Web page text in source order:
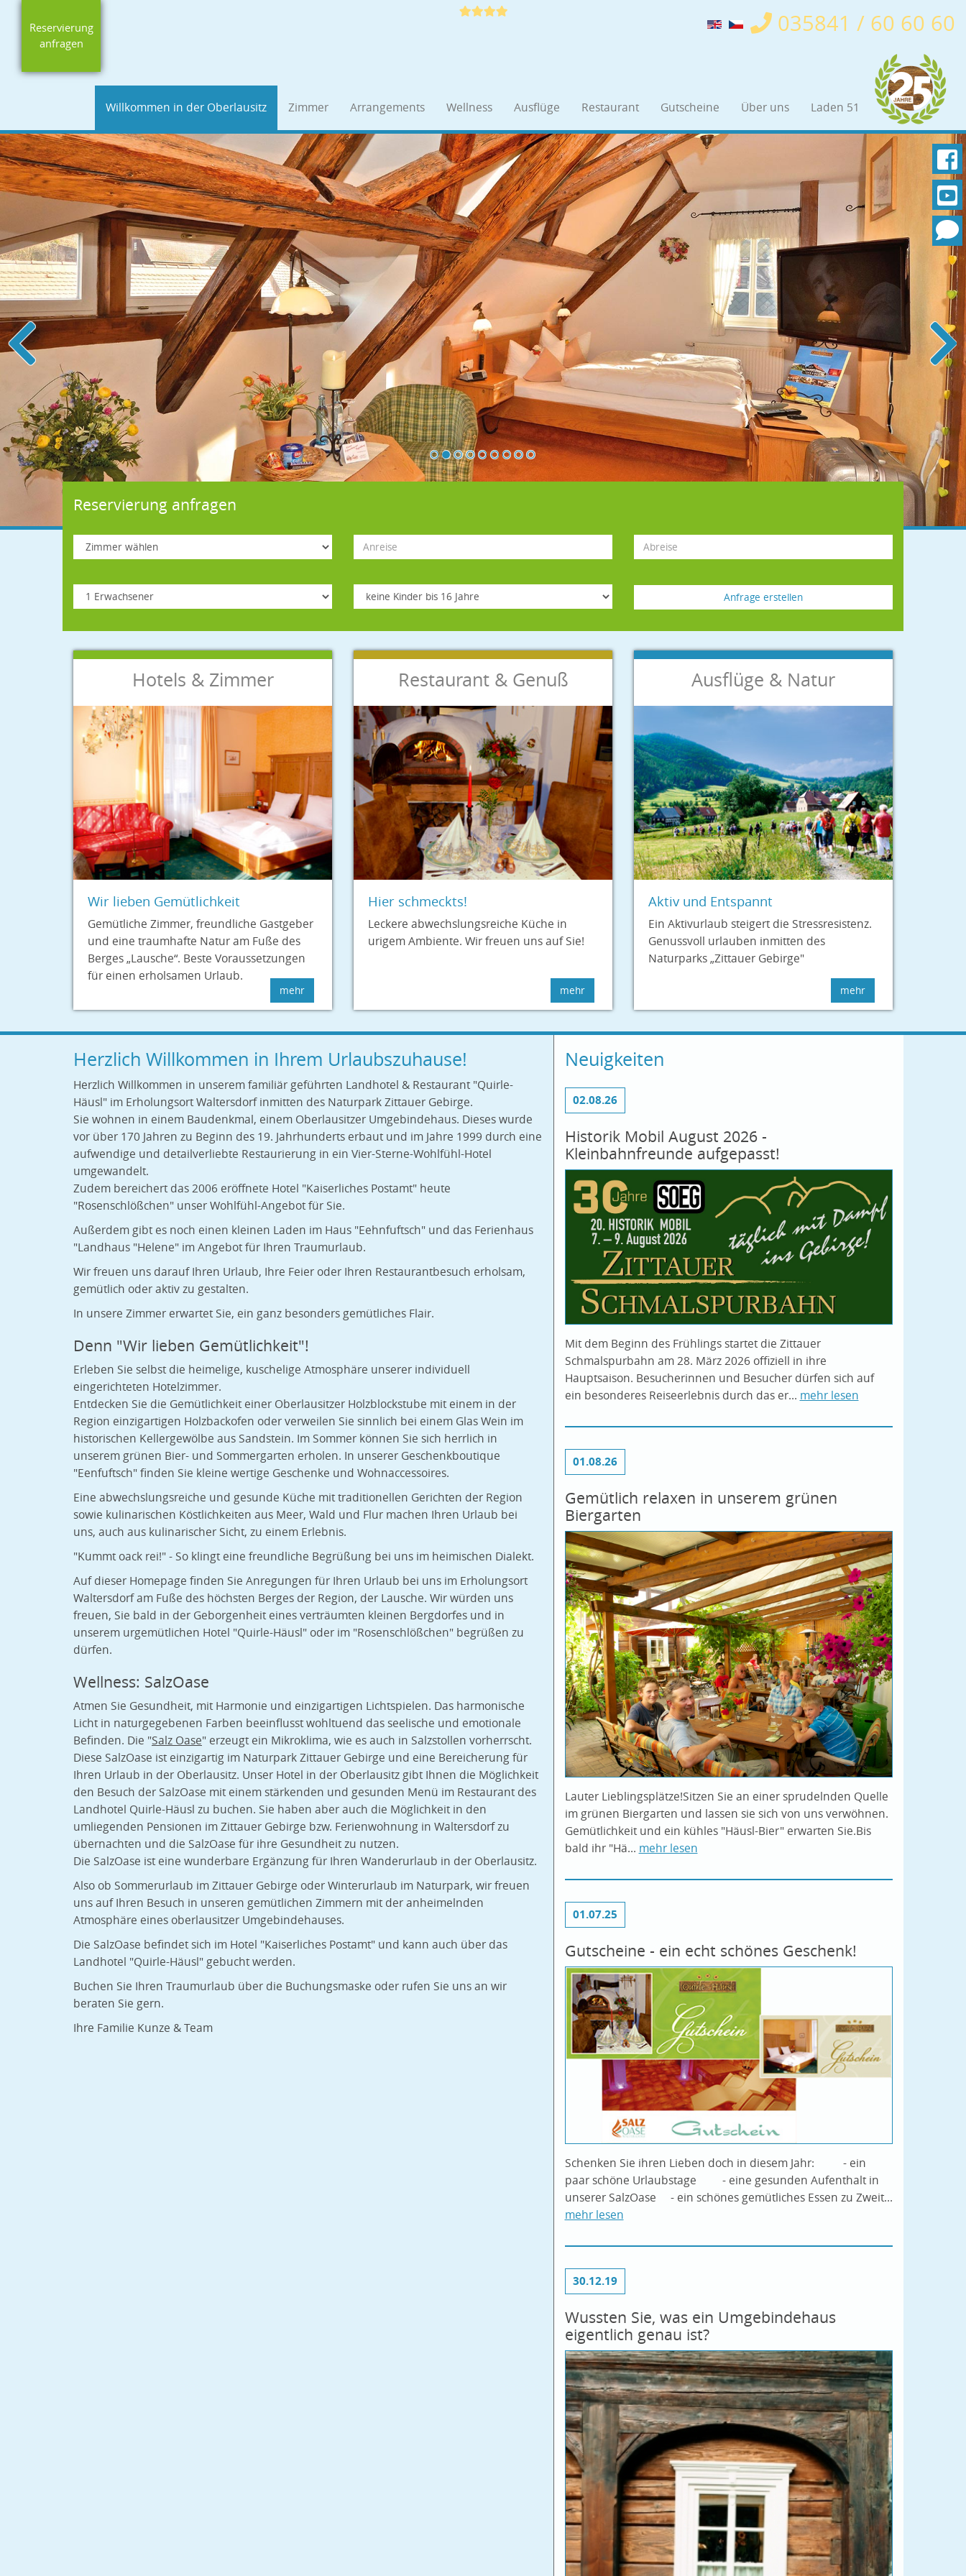
035841 / 60 60 60
Reservierung
anfragen
Willkommen in der Oberlausitz Zimmer Arrangements Wellness Ausflüge Restaurant Gutscheine Über uns Laden 51
Reservierung anfragen
Anfrage erstellen
Hotels & Zimmer
Wir lieben Gemütlichkeit
Gemütliche Zimmer, freundliche Gastgeber
und eine traumhafte Natur am Fuße des
Berges „Lausche“. Beste Voraussetzungen
für einen erholsamen Urlaub.
mehr
Restaurant & Genuß
Hier schmeckts!
Leckere abwechslungsreiche Küche in
urigem Ambiente. Wir freuen uns auf Sie!
mehr
Ausflüge & Natur
Aktiv und Entspannt
Ein Aktivurlaub steigert die Stressresistenz.
Genussvoll urlauben inmitten des
Naturparks „Zittauer Gebirge"
mehr
Herzlich Willkommen in Ihrem Urlaubszuhause!
Herzlich Willkommen in unserem familiär geführten Landhotel & Restaurant "Quirle-
Häusl" im Erholungsort Waltersdorf inmitten des Naturpark Zittauer Gebirge.
Sie wohnen in einem Baudenkmal, einem Oberlausitzer Umgebindehaus. Dieses wurde
vor über 170 Jahren zu Beginn des 19. Jahrhunderts erbaut und im Jahre 1999 durch eine
aufwendige und detailverliebte Restaurierung in ein Vier-Sterne-Wohlfühl-Hotel
umgewandelt.
Zudem bereichert das 2006 eröffnete Hotel "Kaiserliches Postamt" heute
"Rosenschlößchen" unser Wohlfühl-Angebot für Sie.
Außerdem gibt es noch einen kleinen Laden im Haus "Eehnfuftsch" und das Ferienhaus
"Landhaus "Helene" im Angebot für Ihren Traumurlaub.
Wir freuen uns darauf Ihren Urlaub, Ihre Feier oder Ihren Restaurantbesuch erholsam,
gemütlich oder aktiv zu gestalten.
In unsere Zimmer erwartet Sie, ein ganz besonders gemütliches Flair.
Denn "Wir lieben Gemütlichkeit"!
Erleben Sie selbst die heimelige, kuschelige Atmosphäre unserer individuell
eingerichteten Hotelzimmer.
Entdecken Sie die Gemütlichkeit einer Oberlausitzer Holzblockstube mit einem in der
Region einzigartigen Holzbackofen oder verweilen Sie sinnlich bei einem Glas Wein im
historischen Kellergewölbe aus Sandstein. Im Sommer können Sie sich herrlich in
unserem grünen Bier- und Sommergarten erholen. In unserer Geschenkboutique
"Eenfuftsch" finden Sie kleine wertige Geschenke und Wohnaccessoires.
Eine abwechslungsreiche und gesunde Küche mit traditionellen Gerichten der Region
sowie kulinarischen Köstlichkeiten aus Meer, Wald und Flur machen Ihren Urlaub bei
uns, auch aus kulinarischer Sicht, zu einem Erlebnis.
"Kummt oack rei!" - So klingt eine freundliche Begrüßung bei uns im heimischen Dialekt.
Auf dieser Homepage finden Sie Anregungen für Ihren Urlaub bei uns im Erholungsort
Waltersdorf am Fuße des höchsten Berges der Region, der Lausche. Wir würden uns
freuen, Sie bald in der Geborgenheit eines verträumten kleinen Bergdorfes und in
unserem urgemütlichen Hotel "Quirle-Häusl" oder im "Rosenschlößchen" begrüßen zu
dürfen.
Wellness: SalzOase
Atmen Sie Gesundheit, mit Harmonie und einzigartigen Lichtspielen. Das harmonische
Licht in naturgegebenen Farben beeinflusst wohltuend das seelische und emotionale
Befinden. Die "Salz Oase" erzeugt ein Mikroklima, wie es auch in Salzstollen vorherrscht.
Diese SalzOase ist einzigartig im Naturpark Zittauer Gebirge und eine Bereicherung für
Ihren Urlaub in der Oberlausitz. Unser Hotel in der Oberlausitz gibt Ihnen die Möglichkeit
den Besuch der SalzOase mit einem stärkenden und gesunden Menü im Restaurant des
Landhotel Quirle-Häusl zu buchen. Sie haben aber auch die Möglichkeit in den
umliegenden Pensionen im Zittauer Gebirge bzw. Ferienwohnung in Waltersdorf zu
übernachten und die SalzOase für ihre Gesundheit zu nutzen.
Die SalzOase ist eine wunderbare Ergänzung für Ihren Wanderurlaub in der Oberlausitz.
Also ob Sommerurlaub im Zittauer Gebirge oder Winterurlaub im Naturpark, wir freuen
uns auf Ihren Besuch in unseren gemütlichen Zimmern mit der anheimelnden
Atmosphäre eines oberlausitzer Umgebindehauses.
Die SalzOase befindet sich im Hotel "Kaiserliches Postamt" und kann auch über das
Landhotel "Quirle-Häusl" gebucht werden.
Buchen Sie Ihren Traumurlaub über die Buchungsmaske oder rufen Sie uns an wir
beraten Sie gern.
Ihre Familie Kunze & Team
Neuigkeiten
02.08.26
Historik Mobil August 2026 -
Kleinbahnfreunde aufgepasst!
Mit dem Beginn des Frühlings startet die Zittauer
Schmalspurbahn am 28. März 2026 offiziell in ihre
Hauptsaison. Besucherinnen und Besucher dürfen sich auf
ein besonderes Reiseerlebnis durch das er... mehr lesen
01.08.26
Gemütlich relaxen in unserem grünen
Biergarten
Lauter Lieblingsplätze!Sitzen Sie an einer sprudelnden Quelle
im grünen Biergarten und lassen sie sich von uns verwöhnen.
Gemütlichkeit und ein kühles "Häusl-Bier" erwarten Sie.Bis
bald ihr "Hä... mehr lesen
01.07.25
Gutscheine - ein echt schönes Geschenk!
Schenken Sie ihren Lieben doch in diesem Jahr: - ein
paar schöne Urlaubstage - eine gesunden Aufenthalt in
unserer SalzOase - ein schönes gemütliches Essen zu Zweit...
mehr lesen
30.12.19
Wussten Sie, was ein Umgebindehaus
eigentlich genau ist?